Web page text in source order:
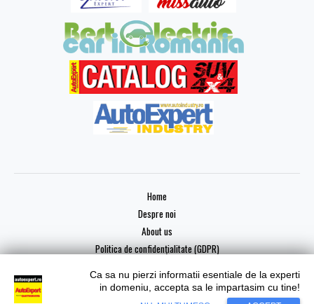
Home
Despre noi
About us
Politica de confidențialitate (GDPR)
Ca sa nu pierzi informatii esentiale de la experti
in domeniu, accepta sa le impartasim cu tine!